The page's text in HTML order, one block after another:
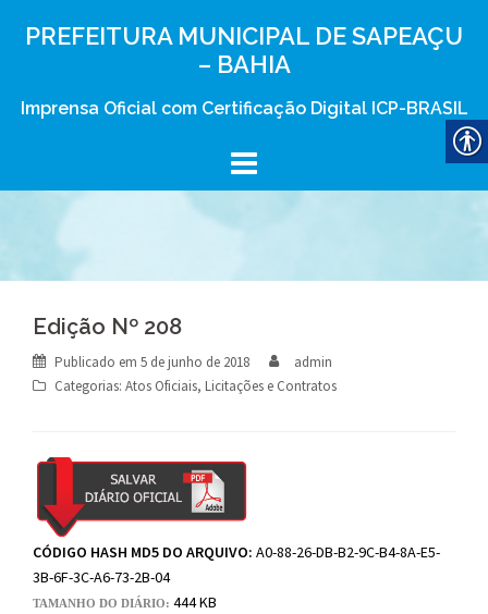
PREFEITURA MUNICIPAL DE SAPEAÇU
– BAHIA
Imprensa Oficial com Certificação Digital ICP-BRASIL
Edição Nº 208
Publicado em 5 de junho de 2018
admin
Categorias: Atos Oficiais, Licitações e Contratos
CÓDIGO HASH MD5 DO ARQUIVO: A0-88-26-DB-B2-9C-B4-8A-E5-
3B-6F-3C-A6-73-2B-04
TAMANHO DO DIÁRIO: 444 KB